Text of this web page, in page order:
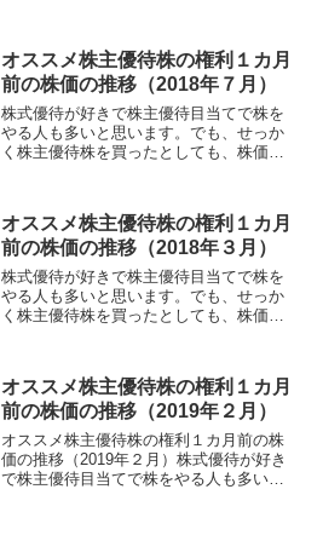
込み時である２０１８年８月のオススメ
株主優待株について、権利...
オススメ株主優待株の権利１カ月
前の株価の推移（2018年７月）
株式優待が好きで株主優待目当てで株を
やる人も多いと思います。でも、せっか
く株主優待株を買ったとしても、株価が
込み時である２０１８年７月のオススメ
株主優待株について、権利...
オススメ株主優待株の権利１カ月
前の株価の推移（2018年３月）
株式優待が好きで株主優待目当てで株を
やる人も多いと思います。でも、せっか
く株主優待株を買ったとしても、株価が
込み時である２０１８年３月のオススメ
株主優待株について、権利...
オススメ株主優待株の権利１カ月
前の株価の推移（2019年２月）
オススメ株主優待株の権利１カ月前の株
価の推移（2019年２月）株式優待が好き
で株主優待目当てで株をやる人も多いと